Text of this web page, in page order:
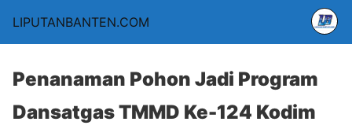
LIPUTANBANTEN.COM
Penanaman Pohon Jadi Program
Dansatgas TMMD Ke-124 Kodim